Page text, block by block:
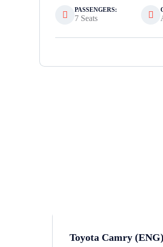
PASSENGERS:
7 Seats
Toyota Camry (ENG)